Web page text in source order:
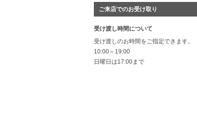
ご来店でのお受け取り
受け渡し時間について
受け渡しのお時間をご指定できます。
10:00～19:00
日曜日は17:00まで